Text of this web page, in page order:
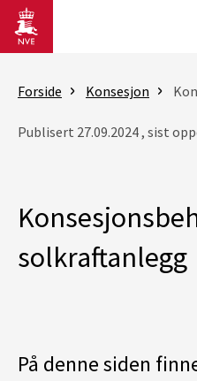
Gå til hovedinnhold
Forside Konsesjon
Publisert 27.09.2024 , sist
solkraftanlegg
På denne siden